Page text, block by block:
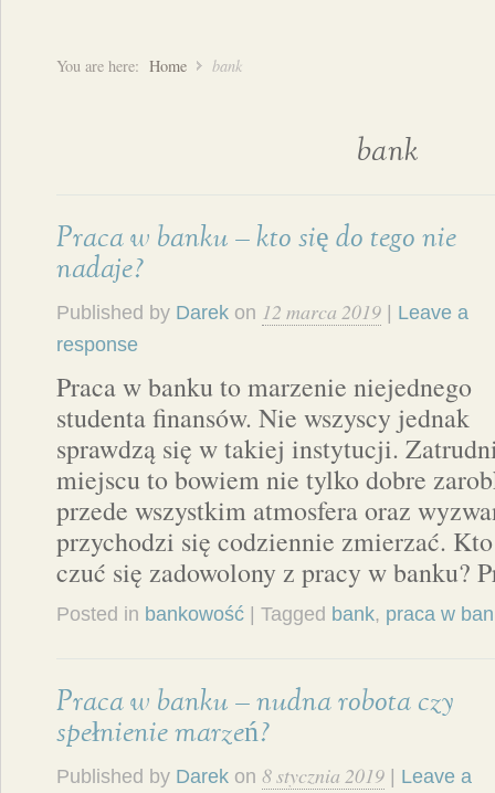
You are here: Home bank
bank
Praca w banku – kto się do tego nie
nadaje?
Published by Darek on 12 marca 2019
Leave a
response
Praca w banku to marzenie niejednego
studenta finansów. Nie wszyscy jednak
sprawdzą się w takiej instytucji.
miejscu to bowiem nie tylko dobre
przede wszystkim atmosfera oraz
przychodzi się codziennie zmierzać.
czuć się zadowolony z pracy w banku?
Posted in bankowość | Tagged bank, praca w
Praca w banku – nudna robota czy
spełnienie marzeń?
Published by Darek on 8 stycznia 2019
Leave a